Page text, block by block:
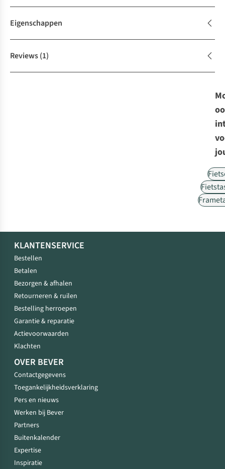
Eigenschappen
Reviews(1)
KLANTENSERVICE
Bestellen
Betalen
Bezorgen & afhalen
Retourneren & ruilen
Bestelling herroepen
Garantie & reparatie
Actievoorwaarden
Klachten
OVER BEVER
Contactgegevens
Toegankelijkheidsverklaring
Pers en nieuws
Werken bij Bever
Partners
Buitenkalender
Expertise
Inspiratie